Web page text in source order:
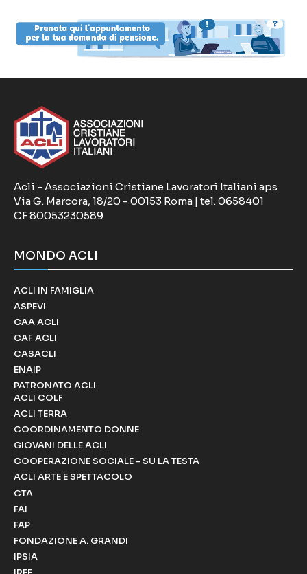
Acli - Associazioni Cristiane Lavoratori Italiani aps
Via G. Marcora, 18/20 - 00153 Roma | tel. 0658401
CF 80053230589
MONDO ACLI
ACLI IN FAMIGLIA
ASPEVI
CAA ACLI
CAF ACLI
CASACLI
ENAIP
PATRONATO ACLI
ACLI COLF
ACLI TERRA
COORDINAMENTO DONNE
GIOVANI DELLE ACLI
COOPERAZIONE SOCIALE - SU LA TESTA
ACLI ARTE E SPETTACOLO
CTA
FAI
FAP
FONDAZIONE A. GRANDI
IPSIA